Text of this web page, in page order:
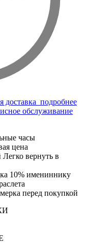
доставка подробнее
обслуживание
часы
цена
Легко вернуть в
10% имениннику
перед покупкой